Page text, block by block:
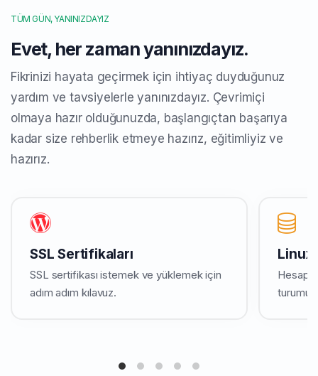
TÜM GÜN, YANINIZDAYIZ
Evet, her zaman yanınızdayız.
Fikrinizi hayata geçirmek için ihtiyaç duyduğunuz
yardım ve tavsiyelerle yanınızdayız. Çevrimiçi
olmaya hazır olduğunuzda, başlangıçtan başarıya
kadar size rehberlik etmeye hazırız, eğitimliyiz ve
hazırız.
SSL Sertifikaları
SSL sertifikası istemek ve yüklemek için
adım adım kılavuz.
Linux
Hesap